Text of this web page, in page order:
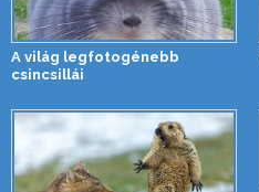
A világ legfotogénebb
csincsillái